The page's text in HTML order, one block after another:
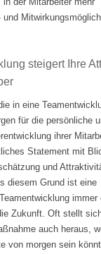
und
steigert Ihre
in eine
für die persönliche
ihrer
Statement mit
und
diesem Grund ist eine
immer
Zukunft. Oft stellt
auch heraus,
von morgen sein